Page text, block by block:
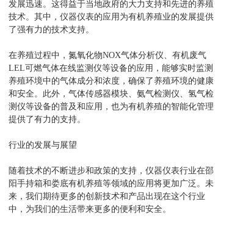
发展迅速。这得益于当地政府的大力支持和先进的养殖
技术。其中，仪器仪表的应用为有机养殖业的发展提供
了强有力的技术支持。
在养殖过程中，氮氧化物NOX气体分析仪、有机废气
LEL可燃气体在线监测仪等设备的应用，能够实时监测
养殖环境中的气体成分和浓度，确保了养殖环境的健康
和安全。此外，气体传感器模块、氨气检测仪、氢气检
测仪等设备的普及和应用，也为有机养殖的智能化管理
提供了有力的支持。
行业的发展与展望
随着技术的不断进步和政策的支持，仪器仪表行业在邵
阳手持箱和娄底有机养殖等领域的应用将更加广泛。未
来，我们期待更多的创新技术和产品出现在这个行业
中，为我们的生活带来更多的便利和安全。